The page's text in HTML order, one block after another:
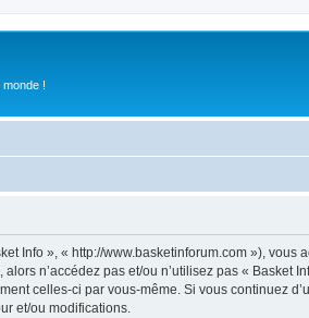
!
Info », « http://www.basketinforum.com »),
n’accédez pas et/ou n’utilisez pas « Basket
celles-ci par vous-même. Si vous continuez
et/ou modifications.